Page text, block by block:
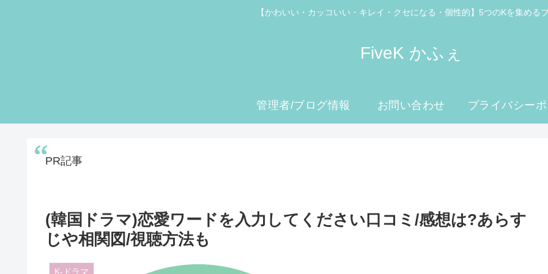
【かわいい・カッコいい・キレイ・クセになる・個性的】5つのKを集める
FiveK かふぇ
管理者/ブログ情報 お問い合わせ プライバシー
PR記事
(韓国ドラマ)恋愛ワードを入力してください口コミ/感想は?あらす
じや相関図/視聴方法も
K-ドラマ